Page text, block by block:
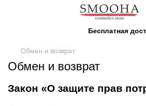
Бесплатная
Обмен и возврат
Обмен и возврат
Закон «О защите прав